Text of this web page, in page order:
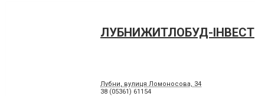
ЛУБНИЖИТЛОБУД-ІНВЕСТ
Лубни, вулиця Ломоносова, 34
38 (05361) 61154